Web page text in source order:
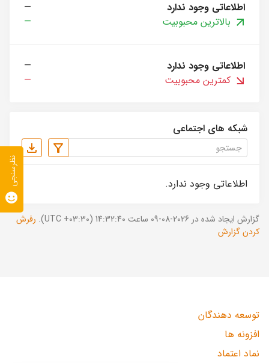
اطلاعاتی وجود ندارد
—
بالاترین محبوبیت
—
اطلاعاتی وجود ندارد
—
کمترین محبوبیت
—
شبکه های اجتماعی
اطلاعاتی وجود ندارد.
گزارش ایجاد شده در 2026-08-09 ساعت 14:32:40 (UTC +03:30).
رفرش
کردن گزارش
توسعه دهندگان
افزونه ها
نماد اعتماد
نظرسنجی